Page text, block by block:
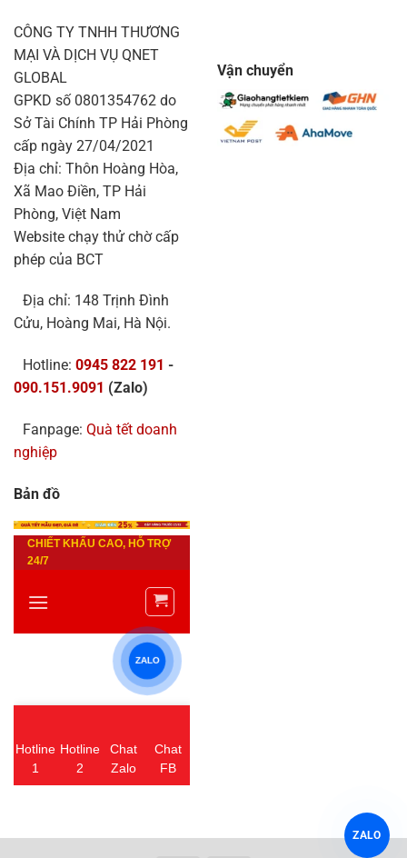
CÔNG TY TNHH THƯƠNG
MẠI VÀ DỊCH VỤ QNET
GLOBAL
GPKD số 0801354762 do
Sở Tài Chính TP Hải Phòng
cấp ngày 27/04/2021
Địa chỉ: Thôn Hoàng Hòa,
Xã Mao Điền, TP Hải
Phòng, Việt Nam
Website chạy thử chờ cấp
phép của BCT
Địa chỉ: 148 Trịnh Đình
Cửu, Hoàng Mai, Hà Nội.
Hotline: 0945 822 191 -
090.151.9091 (Zalo)
Fanpage: Quà tết doanh
nghiệp
Bản đồ
Vận chuyển
ZALO